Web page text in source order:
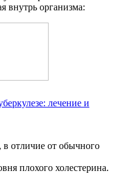
внутрь организма:
лечение и
в отличие от обычного
плохого холестерина.